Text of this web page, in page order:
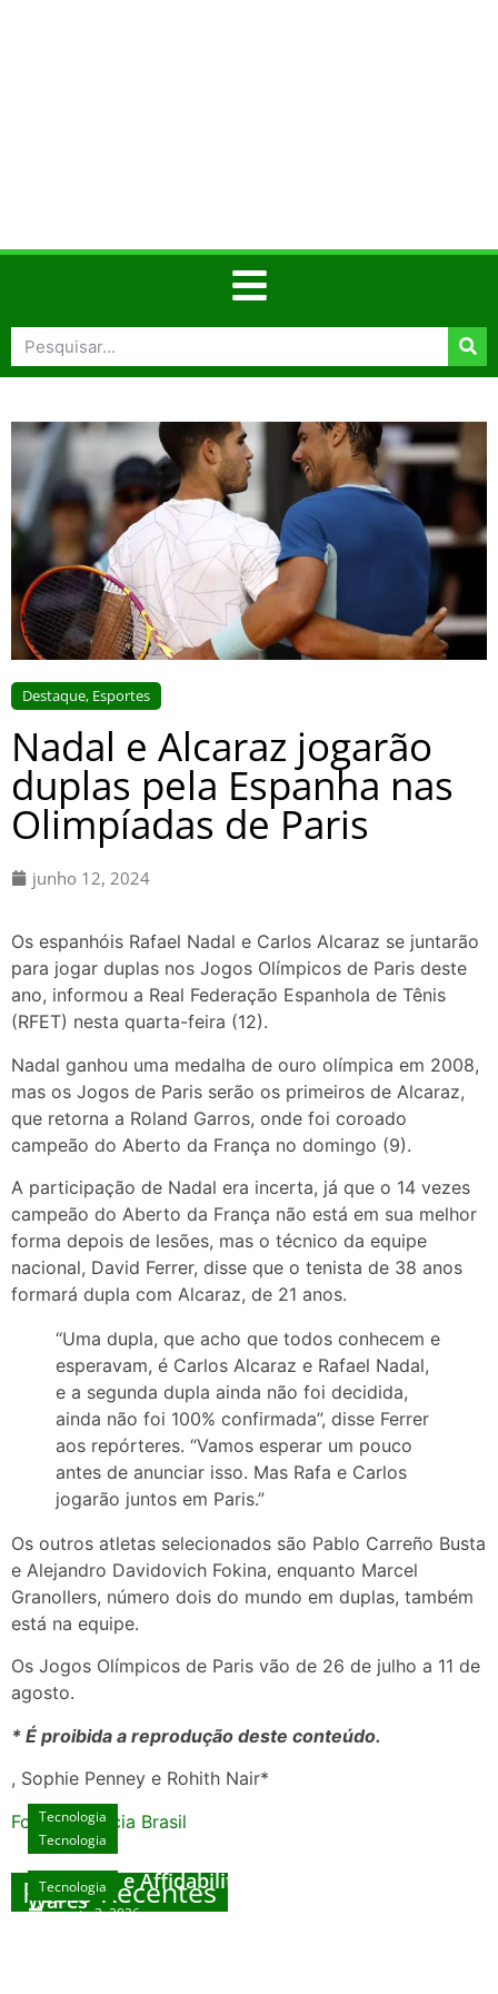
Destaque, Esportes
Nadal e Alcaraz jogarão
duplas pela Espanha nas
Olimpíadas de Paris
junho 12, 2024
Os espanhóis Rafael Nadal e Carlos Alcaraz se juntarão
para jogar duplas nos Jogos Olímpicos de Paris deste
ano, informou a Real Federação Espanhola de Tênis
(RFET) nesta quarta-feira (12).
Nadal ganhou uma medalha de ouro olímpica em 2008,
mas os Jogos de Paris serão os primeiros de Alcaraz,
que retorna a Roland Garros, onde foi coroado
campeão do Aberto da França no domingo (9).
A participação de Nadal era incerta, já que o 14 vezes
campeão do Aberto da França não está em sua melhor
forma depois de lesões, mas o técnico da equipe
nacional, David Ferrer, disse que o tenista de 38 anos
formará dupla com Alcaraz, de 21 anos.
“Uma dupla, que acho que todos conhecem e
esperavam, é Carlos Alcaraz e Rafael Nadal,
e a segunda dupla ainda não foi decidida,
ainda não foi 100% confirmada”, disse Ferrer
aos repórteres. “Vamos esperar um pouco
antes de anunciar isso. Mas Rafa e Carlos
jogarão juntos em Paris.”
Os outros atletas selecionados são Pablo Carreño Busta
e Alejandro Davidovich Fokina, enquanto Marcel
Granollers, número dois do mundo em duplas, também
está na equipe.
Os Jogos Olímpicos de Paris vão de 26 de julho a 11 de
agosto.
* É proibida a reprodução deste conteúdo.
, Sophie Penney e Rohith Nair*
Fonte: Agencia Brasil
Posts Recentes
Tecnologia
Unlock Exclusive Rewards at The Big Dog
House
agosto 3, 2026
Tecnologia
Sicurezza e Affidabilità di Mr Nulls Wicked
Wares
Tecnologia
Tecnologia